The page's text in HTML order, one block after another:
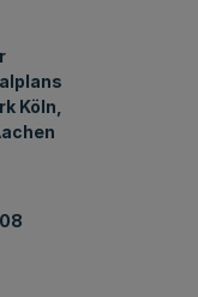
Köln,